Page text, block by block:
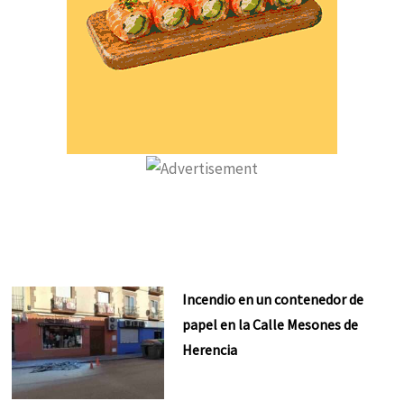
Incendio en un contenedor de
papel en la Calle Mesones de
Herencia